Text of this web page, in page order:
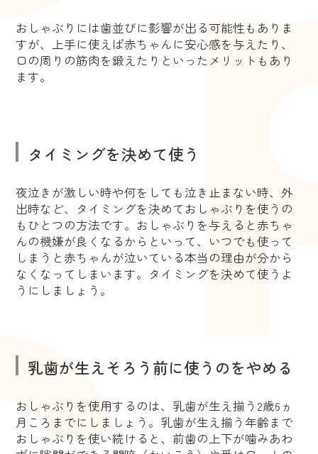
おしゃぶりには歯並びに影響が出る可能性もありま
すが、上手に使えば赤ちゃんに安心感を与えたり、
口の周りの筋肉を鍛えたりといったメリットもあり
ます。
タイミングを決めて使う
夜泣きが激しい時や何をしても泣き止まない時、外
出時など、タイミングを決めておしゃぶりを使うの
もひとつの方法です。おしゃぶりを与えると赤ちゃ
んの機嫌が良くなるからといって、いつでも使って
しまうと赤ちゃんが泣いている本当の理由が分から
なくなってしまいます。タイミングを決めて使うよ
うにしましょう。
乳歯が生えそろう前に使うのをやめる
おしゃぶりを使用するのは、乳歯が生え揃う2歳6ヵ
月ころまでにしましょう。乳歯が生え揃う年齢まで
おしゃぶりを使い続けると、前歯の上下が噛みあわ